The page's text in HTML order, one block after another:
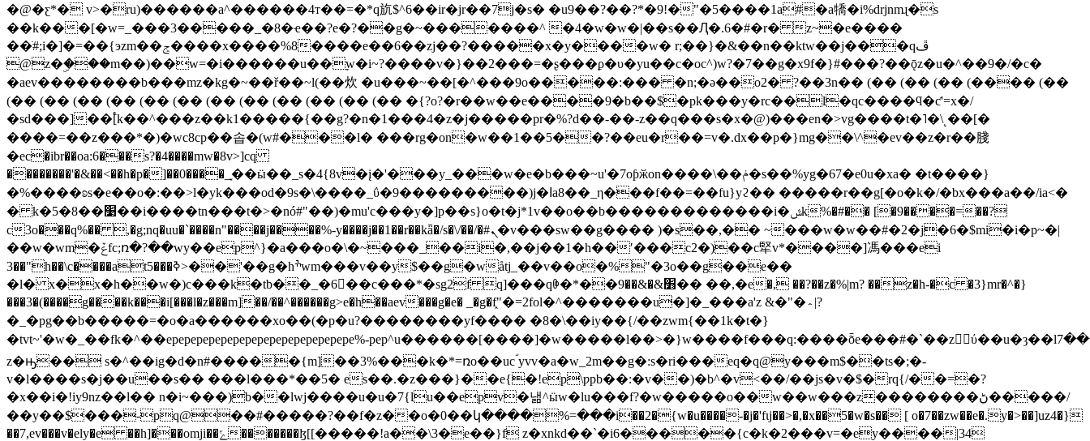
�@�ƹ*� v>�ru)������a^������4т��=�*q斻$^6��ir�jr��7j�s� �u9��?��?*�9!�"�5����1a#�a犞�i%drjnmɻ�s
��k���[�w=_���3�����_�8�ҽ��?e�?��g�~�������^ �4�w�w�|��s��Ԯ�.6�#�r� z~�e����
��ֹ#;i�]�=��{эzm��ݮ����x����%8����e��6��zj��?�����x�y����w� r;��}�&��n��ktw��j���qڦ
@z�ۣ���m��)��w=�i������u��ׇw�i~?����v�}��2���=�ʂ���ϼ�υ�yu��c�oc^)w?�7��g�x9f�}#���?��ǭz�u�^��9�/�c�
�aev ��������b���mz�kg�~��ř��~l(��炊 �u���~��[�^���9o�����:��� �n;�ə��o2� ?��3n�� (�� (�� (�� (���� (��
(�� (�� (�� (�� (�� (�� (�� (�� (�� (�� (�� (�� �{?o?�r��w��e����9�b��$�pk���y�rc��l�qc����ϥ�ƈ'=x�/
�sd���]��֠[k��^���z��k1�����{��g?�n�1���4�z�j�����pr�%?d��-��-z��q���s�x�@)���en�>vg����t�˥�\˻��[�
����=��z���*�)�wc8cp��솝�(w#���l� ���rg�on�w��1��5��?��eu�r��=v�.dx��p�}mg��\^�ev��z�r��䏼
�ec�ibr��oa:6���s?�4����mw�8v>]cq
��������'�&��<��h�p�]��0����_֢��ӹ��_s�4{8v�į�'���y_���w�e�b���~u'�7oƥӂon����\��ݥ�s��%yg�67�e0u�xa� �t����}
�%����ʚs�e��o�:��>l�yk���od�9s�\����_ΰ�9���������)j�اa8��_η���f��=��fu}yϩ�� �����r��g[�o�k�/�bx���a��/ia<�
� k�5�8��׹��i����tn���t�>�nó#"��)�mu'c���y�]p��s}o�t�j*1v��o��b�������������i�ݜk%�#�� [�9����=��?
c3o���q%�� ,�g;nq�uu�`����n"����j����%-y����j��1��r��kǟ�/s�\/��/�#ܢ�v���sw��g���� )�s��,�� ~���w�w��#�2�j�6�$mi�i�p~�|
��w�wm�ݞfc;ռ�?��wy��ep^}�a���o�\�~���_��i�,��j��1�h��ʹ���c2�)��c㹂v*����]馮���ei
3��"h��\c����at5���ߢ>��'��g�hׯwm���v��y$��g�wåtj_��v��o�%"�3o��g��e��
�l� x�x�h��w�)c���k�tb��_�6��c���*�sg2f q]���qꏏ�*��׻&�&��9�� ��,�e�, ��?��z�%|m? ��z�h-�c �3}mr�^�}
���3�(����g����k���i[���l�z���m]��/��^������g>e�h��aev ���g�e� _�g�f֑"�=2fol�^�������u�]�_���a'z &�"�؞|?
�_�pg��b�����=�o�a������xo��(�p�u?��������yf���� �8�\��iy��{/��zwm{��1k�t�}
�tvt~'�w�_��fk�^��epepepepepepepepepepepepepepepe%-pep^u������[����]�w�����l��>�}w����f���q:����ȭe���#�`��zύ��u�ȝ��lش���7f���������<���?
z�ԣ�� s�^��ig�d�n#�����{m]��3%���k�*=ռo��ucؐ yvv�a�w_2m��g�:s�ri���eq�q@y���m$��ts�;�-
v�l����s�j��u��s�� ���l���*��5� es��.�z���}��e{�!ep\ƿpb��:�v��)�b^�v<��/��js�v�$�rq{/��=�?
�x��i�!iy9nz��l�� n�i~���)b��lwj����u�u�7{lu��epv�낾^ӹw�lu���f?�w�����o��w��w���z��������ڻ�����/
��y��$���-pq@��#�����?��f�z��o�0��կ����%=���i��2�{w�u����-�j�'fɩj��>�,�x��5�w�s�� [ o�7��zw��e�.y�>��]uz4�}
��7,ev���v�ely�e ��h]���omji��ݻ�������ɮ[[�����!a��\3�e��}f z�xnkd��`�i6�����{c�k�2���v=�ey����|34